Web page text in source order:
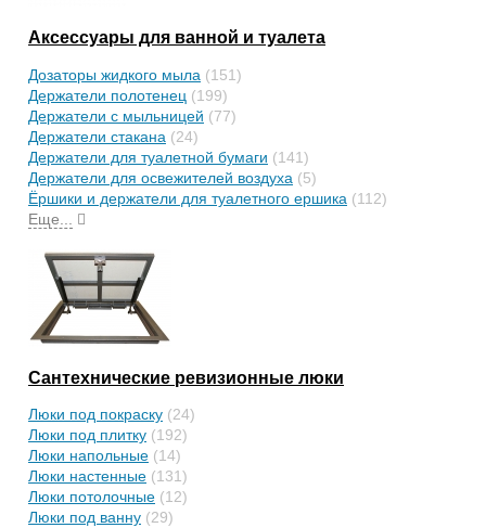
Аксессуары для ванной и туалета
Дозаторы жидкого мыла (151)
Держатели полотенец (199)
Держатели с мыльницей (77)
Держатели стакана (24)
Держатели для туалетной бумаги (141)
Держатели для освежителей воздуха (5)
Ёршики и держатели для туалетного ершика (112)
Еще...
Сантехнические ревизионные люки
Люки под покраску (24)
Люки под плитку (192)
Люки напольные (14)
Люки настенные (131)
Люки потолочные (12)
Люки под ванну (29)